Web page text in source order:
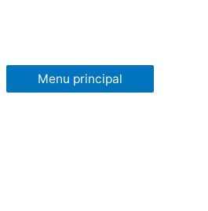
Menu principal